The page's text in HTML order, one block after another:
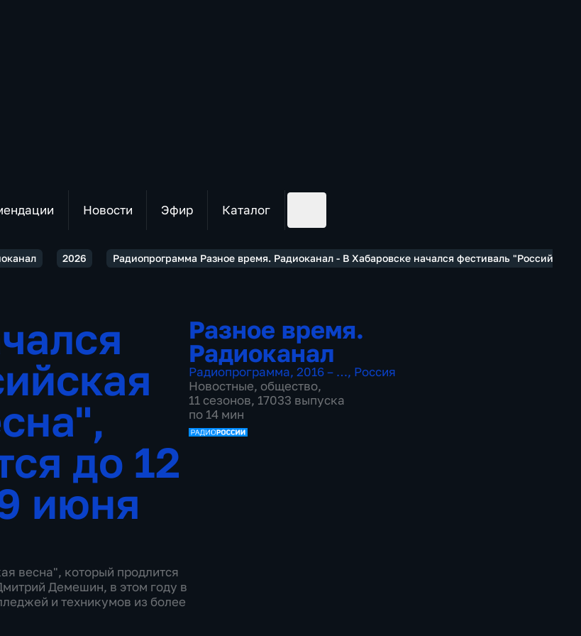
Новости Эфир Каталог
2026 Радиопрограмма Разное время. Радиоканал - В Хабаровске начался фестиваль
до 12
июня
весна", который продлится
Демешин, в этом году в
и техникумов из более
Разное время.
Радиоканал
Радиопрограмма, 2016 – …, Россия
Новостные, общество,
11 сезонов, 17033 выпуска
по 14 мин